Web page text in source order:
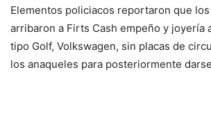
Elementos policiacos reportaron que
arribaron a Firts Cash empeño y joyería
tipo Golf, Volkswagen, sin placas de
los anaqueles para posteriormente